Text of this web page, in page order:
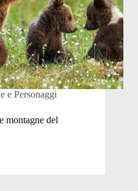
e Personaggi
montagne del